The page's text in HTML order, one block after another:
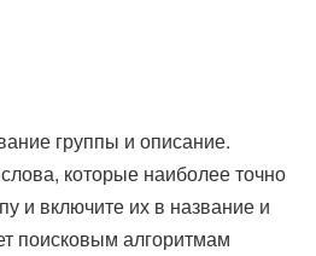
группы и описание.
которые наиболее точно
и включите их в название и
поисковым алгоритмам